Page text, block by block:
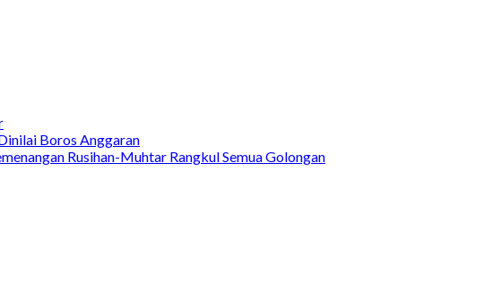
Boros Anggaran
Rusihan-Muhtar Rangkul Semua Golongan